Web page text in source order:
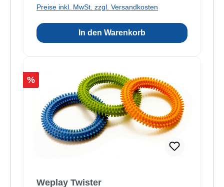
Preise inkl. MwSt. zzgl. Versandkosten
In den Warenkorb
Rabatt
%
Weplay Twister